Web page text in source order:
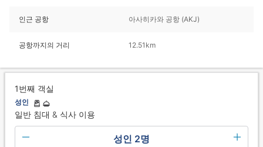
인근 공항 아사히카와 공항 (AKJ)
공항까지의 거리 12.51km
1번째 객실
성인
일반 침대 & 식사 이용
성인 2명